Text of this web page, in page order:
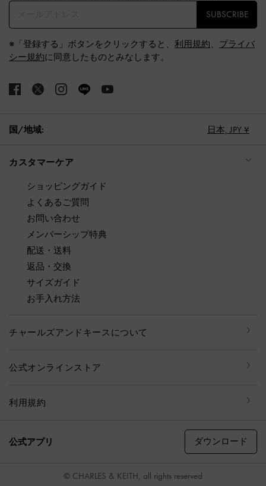
SUBSCRIBE
※「登録する」ボタンをクリックすると、 利用規約、 プライバ
シー規約に同意したものとみなします。
国/地域: 日本, JPY ¥
カスタマーケア
ショッピングガイド
よくあるご質問
お問い合わせ
メンバーシップ特典
配送・送料
返品・交換
サイズガイド
お手入れ方法
チャールズアンドキースについて
公式オンラインストア
利用規約
公式アプリ ダウンロード
© CHARLES & KEITH, all rights reserved